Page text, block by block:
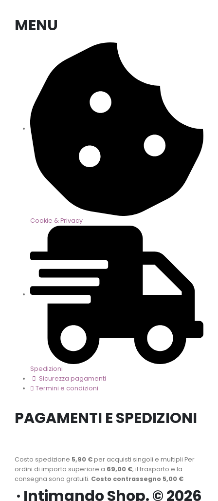
MENU
Cookie & Privacy
Spedizioni
Sicurezza pagamenti
Termini e condizioni
PAGAMENTI E SPEDIZIONI
Costo spedizione 5,90 €per acquisti singoli e multipli Per
ordini di importo superiore a 69,00 €, il trasporto e la
consegna sono gratuiti. Costo contrassegno 5,00 €
· Intimando Shop. © 2026